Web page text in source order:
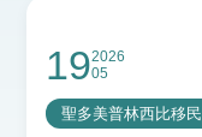
192026
05
聖多美普林西比移民